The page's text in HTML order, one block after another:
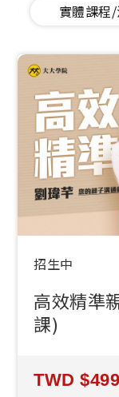
課程/活動
招生中
高效精準
課)
499